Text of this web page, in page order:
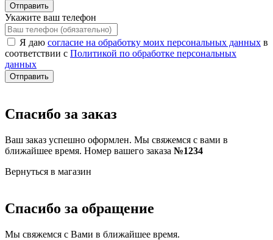
Отправить
Укажите ваш телефон
Я даю согласие на обработку моих персональных данных в
соответствии с Политикой по обработке персональных
данных
Отправить
Спасибо за заказ
Ваш заказ успешно оформлен. Мы свяжемся с вами в
ближайшее время. Номер вашего заказа №1234
Вернуться в магазин
Спасибо за обращение
Мы свяжемся с Вами в ближайшее время.